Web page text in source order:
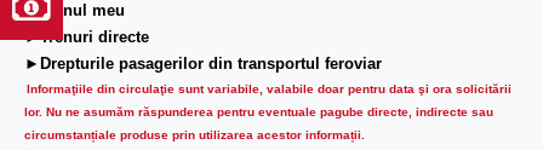
►Trenul meu
►Trenuri directe
►Drepturile pasagerilor din transportul feroviar
Informaţiile din circulaţie sunt variabile, valabile doar pentru data şi ora solicitării
lor. Nu ne asumăm răspunderea pentru eventuale pagube directe, indirecte sau
circumstanțiale produse prin utilizarea acestor informații.